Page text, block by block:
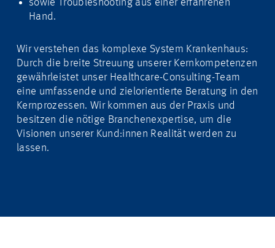
sowie Troubleshooting aus einer erfahrenen
Hand.
Wir verstehen das komplexe System Krankenhaus:
Durch die breite Streuung unserer Kernkompetenzen
gewährleistet unser Healthcare-Consulting-Team
eine umfassende und zielorientierte Beratung in den
Kernprozessen. Wir kommen aus der Praxis und
besitzen die nötige Branchenexpertise, um die
Visionen unserer Kund:innen Realität werden zu
lassen.